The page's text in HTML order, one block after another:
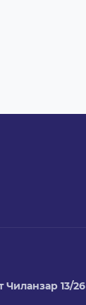
Чиланзар 13/26